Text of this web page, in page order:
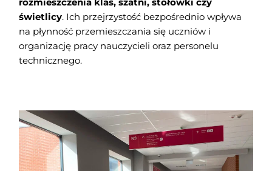
świetlicy. Ich przejrzystość bezpośrednio wpływa
na płynność przemieszczania się uczniów i
organizację pracy nauczycieli oraz personelu
technicznego.